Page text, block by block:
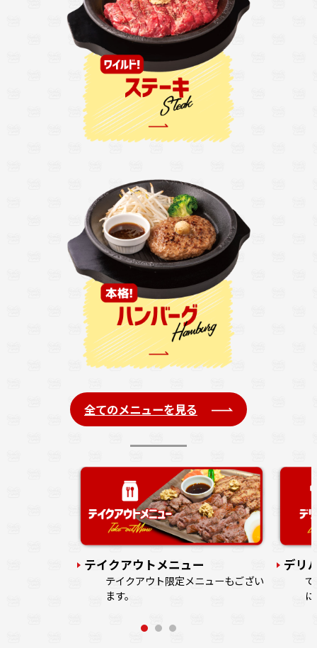
全てのメニューを見る
テイクアウトメニュー
テイクアウト限定メニューもござい
ます。
デリ